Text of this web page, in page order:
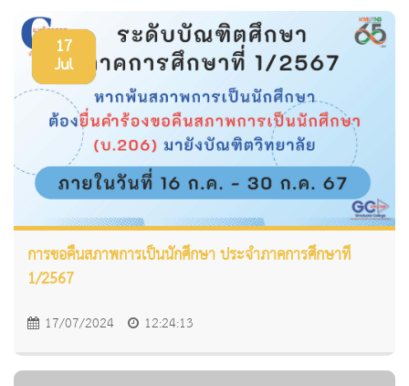
17
Jul
การขอคืนสภาพการเป็นนักศึกษา ประจำภาคการศึกษาที่
1/2567
17/07/2024 12:24:13